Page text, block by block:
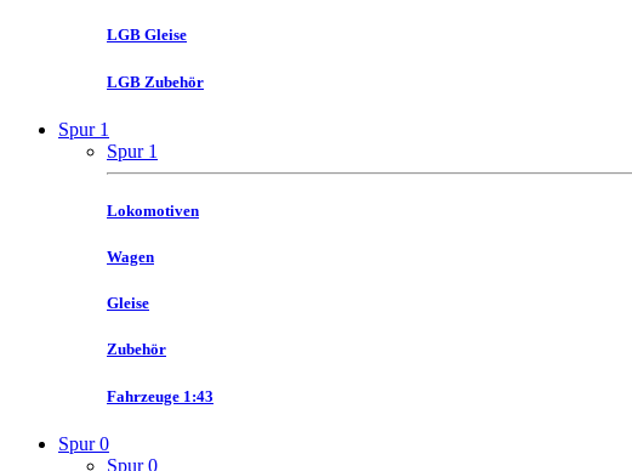
LGB Gleise
LGB Zubehör
Spur 1
Spur 1
Lokomotiven
Wagen
Gleise
Zubehör
Fahrzeuge 1:43
Spur 0
Spur 0